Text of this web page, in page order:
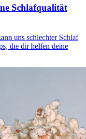
Schlafqualität
uns schlechter Schlaf
die dir helfen deine